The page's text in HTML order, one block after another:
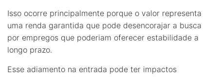
Isso ocorre principalmente porque o valor representa
uma renda garantida que pode desencorajar a busca
por empregos que poderiam oferecer estabilidade a
longo prazo.
Esse adiamento na entrada pode ter impactos